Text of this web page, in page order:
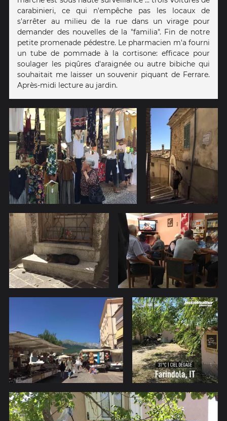
carabinieri, ce qui n'empêche pas les locaux de
s'arrêter au milieu de la rue dans un virage pour
demander des nouvelles de la "familia". Fin de notre
petite promenade pédestre. Le pharmacien m'a fourni
un tube de pommade à la cortisone: efficace pour
soulager les piqûres d'araignée ou autre bibiche qui
souhaitait me laisser un souvenir piquant de Ferrare.
Après-midi lecture au jardin.